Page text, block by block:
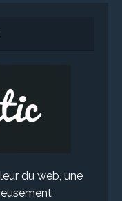
du web, une